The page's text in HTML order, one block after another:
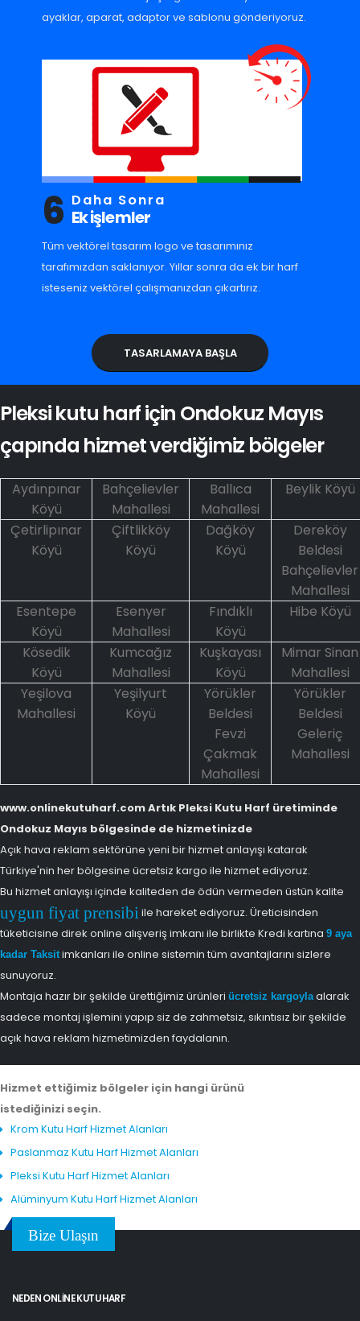
ayaklar, aparat, adaptor ve sablonu gönderiyoruz.
6 Daha Sonra
Ek işlemler
Tüm vektörel tasarım logo ve tasarımınız
tarafımızdan saklanıyor. Yıllar sonra da ek bir harf
isteseniz vektörel çalışmanızdan çıkartırız.
TASARLAMAYA BAŞLA
Pleksi kutu harf için Ondokuz Mayıs
çapında hizmet verdiğimiz bölgeler
Aydınpınar
Köyü
Bahçelievler
Mahallesi
Ballıca
Mahallesi
Beylik Köyü
Çetirlipınar
Köyü
Çiftlikköy
Köyü
Dağköy
Köyü
Dereköy
Beldesi
Bahçelievler
Mahallesi
Esentepe
Köyü
Esenyer
Mahallesi
Fındıklı
Köyü
Hibe Köyü
Kösedik
Köyü
Kumcağız
Mahallesi
Kuşkayası
Köyü
Mimar Sinan
Mahallesi
Yeşilova
Mahallesi
Yeşilyurt
Köyü
Yörükler
Beldesi
Fevzi
Çakmak
Mahallesi
Yörükler
Beldesi
Geleriç
Mahallesi
www.onlinekutuharf.com Artık Pleksi Kutu Harf üretiminde
Ondokuz Mayıs bölgesinde de hizmetinizde
Açık hava reklam sektörüne yeni bir hizmet anlayışı katarak
Türkiye'nin her bölgesine ücretsiz kargo ile hizmet ediyoruz.
Bu hizmet anlayışı içinde kaliteden de ödün vermeden üstün kalite
uygun fiyat prensibi ile hareket ediyoruz. Üreticisinden
tüketicisine direk online alışveriş imkanı ile birlikte Kredi kartına 9 aya
kadar Taksitimkanları ile online sistemin tüm avantajlarını sizlere
sunuyoruz.
Montaja hazır bir şekilde ürettiğimiz ürünleri ücretsiz kargoylaalarak
sadece montaj işlemini yapıp siz de zahmetsiz, sıkıntısız bir şekilde
açık hava reklam hizmetimizden faydalanın.
Hizmet ettiğimiz bölgeler için hangi ürünü
istediğinizi seçin.
Krom Kutu Harf Hizmet Alanları
Paslanmaz Kutu Harf Hizmet Alanları
Pleksi Kutu Harf Hizmet Alanları
Alüminyum Kutu Harf Hizmet Alanları
Bize Ulaşın
NEDEN ONLINE KUTU HARF